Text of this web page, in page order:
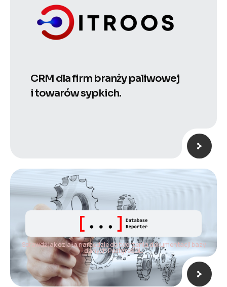
CRM dla firm branży paliwowej
i towarów sypkich.
Sprawdź jak działa narzędzie do tworzenia dokumentacji bazy
danych PostgreSQL.